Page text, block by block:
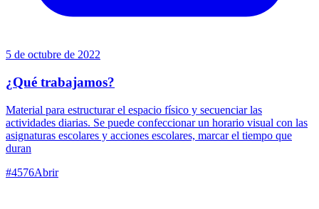
5 de octubre de 2022
¿Qué trabajamos?
Material para estructurar el espacio físico y secuenciar las
actividades diarias. Se puede confeccionar un horario visual con las
asignaturas escolares y acciones escolares, marcar el tiempo que
duran
#4576Abrir